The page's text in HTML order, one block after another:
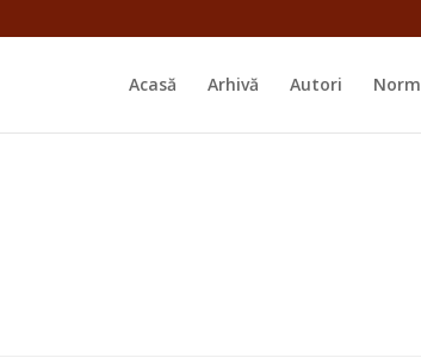
Acasă Arhivă Autori